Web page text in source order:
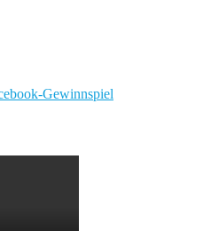
Gewinnspiel